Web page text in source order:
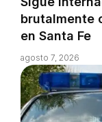
brutalmente
en Santa Fe
agosto 7, 2026